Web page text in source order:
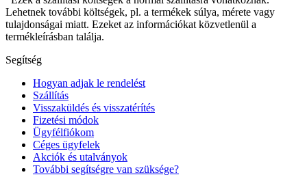
Lehetnek további költségek, pl. a termékek súlya, mérete vagy
tulajdonságai miatt. Ezeket az információkat közvetlenül a
termékleírásban találja.
Segítség
Hogyan adjak le rendelést
Szállítás
Visszaküldés és visszatérítés
Fizetési módok
Ügyfélfiókom
Céges ügyfelek
Akciók és utalványok
További segítségre van szüksége?